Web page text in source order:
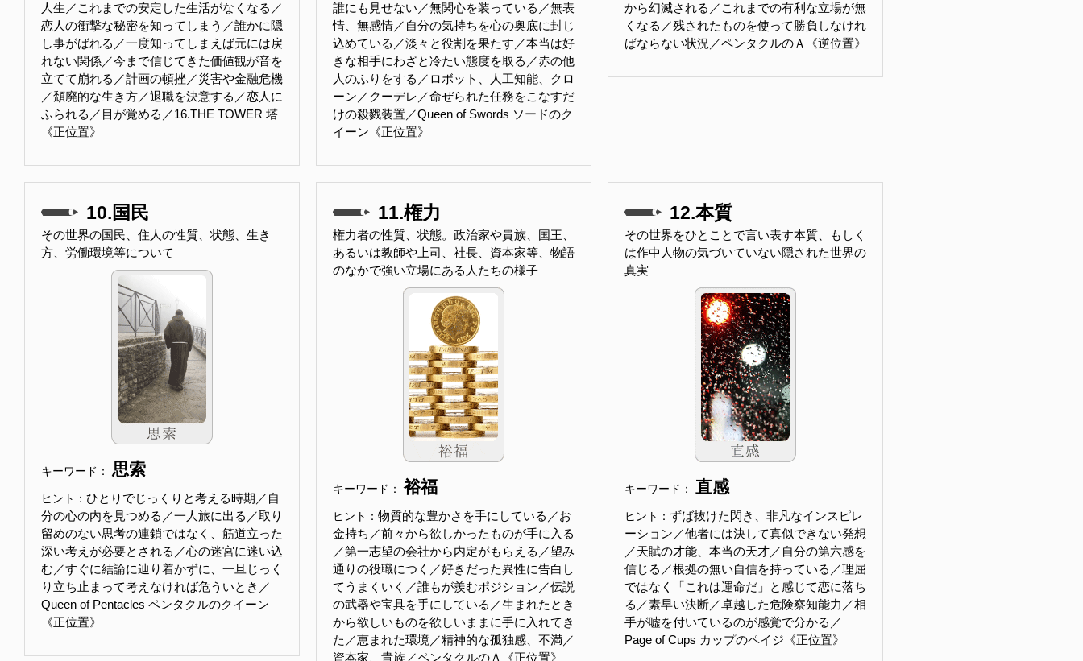
人生／これまでの安定した生活がなくなる／
恋人の衝撃な秘密を知ってしまう／誰かに隠
し事がばれる／一度知ってしまえば元には戻
れない関係／今まで信じてきた価値観が音を
立てて崩れる／計画の頓挫／災害や金融危機
／頽廃的な生き方／退職を決意する／恋人に
ふられる／目が覚める／16.THE TOWER 塔
《正位置》
誰にも見せない／無関心を装っている／無表
情、無感情／自分の気持ちを心の奥底に封じ
込めている／淡々と役割を果たす／本当は好
きな相手にわざと冷たい態度を取る／赤の他
人のふりをする／ロボット、人工知能、クロ
ーン／クーデレ／命ぜられた任務をこなすだ
けの殺戮装置／Queen of Swords ソードのク
イーン《正位置》
から幻滅される／これまでの有利な立場が無
くなる／残されたものを使って勝負しなけれ
ばならない状況／ペンタクルのＡ《逆位置》
10.国民
その世界の国民、住人の性質、状態、生き
方、労働環境等について
キーワード： 思索
ヒント： ひとりでじっくりと考える時期／自
分の心の内を見つめる／一人旅に出る／取り
留めのない思考の連鎖ではなく、筋道立った
深い考えが必要とされる／心の迷宮に迷い込
む／すぐに結論に辿り着かずに、一旦じっく
り立ち止まって考えなければ危ういとき／
Queen of Pentacles ペンタクルのクイーン
《正位置》
11.権力
権力者の性質、状態。政治家や貴族、国王、
あるいは教師や上司、社長、資本家等、物語
のなかで強い立場にある人たちの様子
キーワード：裕福
ヒント： 物質的な豊かさを手にしている／お
金持ち／前々から欲しかったものが手に入る
／第一志望の会社から内定がもらえる／望み
通りの役職につく／好きだった異性に告白し
てうまくいく／誰もが羨むポジション／伝説
の武器や宝具を手にしている／生まれたとき
から欲しいものを欲しいままに手に入れてき
た／恵まれた環境／精神的な孤独感、不満／
資本家、貴族／ペンタクルのＡ《正位置》
12.本質
その世界をひとことで言い表す本質、もしく
は作中人物の気づいていない隠された世界の
真実
キーワード： 直感
ヒント： ずば抜けた閃き、非凡なインスピレ
ーション／他者には決して真似できない発想
／天賦の才能、本当の天才／自分の第六感を
信じる／根拠の無い自信を持っている／理屈
ではなく「これは運命だ」と感じて恋に落ち
る／素早い決断／卓越した危険察知能力／相
手が嘘を付いているのが感覚で分かる／
Page of Cups カップのペイジ《正位置》